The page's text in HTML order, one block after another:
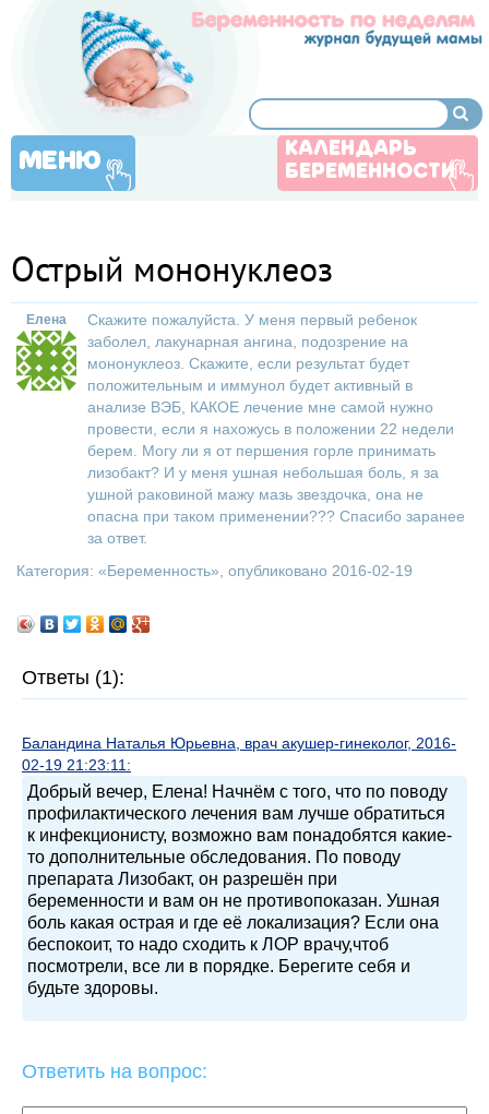
МЕНЮ
КАЛЕНДАРЬ
БЕРЕМЕННОСТИ
Острый мононуклеоз
Елена
Скажите пожалуйста. У меня первый ребенок
заболел, лакунарная ангина, подозрение на
мононуклеоз. Скажите, если результат будет
положительным и иммунол будет активный в
анализе ВЭБ, КАКОЕ лечение мне самой нужно
провести, если я нахожусь в положении 22 недели
берем. Могу ли я от першения горле принимать
лизобакт? И у меня ушная небольшая боль, я за
ушной раковиной мажу мазь звездочка, она не
опасна при таком применении??? Спасибо заранее
за ответ.
Категория: «Беременность», опубликовано 2016-02-19
Ответы (1):
Баландина Наталья Юрьевна, врач акушер-гинеколог, 2016-
02-19 21:23:11:
Добрый вечер, Елена! Начнём с того, что по поводу
профилактического лечения вам лучше обратиться
к инфекционисту, возможно вам понадобятся какие-
то дополнительные обследования. По поводу
препарата Лизобакт, он разрешён при
беременности и вам он не противопоказан. Ушная
боль какая острая и где её локализация? Если она
беспокоит, то надо сходить к ЛОР врачу,чтоб
посмотрели, все ли в порядке. Берегите себя и
будьте здоровы.
Ответить на вопрос: